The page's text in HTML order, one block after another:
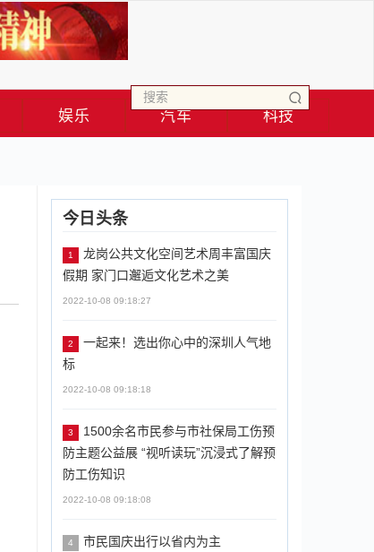
娱乐 汽车 科技
今日头条
1
龙岗公共文化空间艺术周丰富国庆
假期 家门口邂逅文化艺术之美
2022-10-08 09:18:27
2
一起来！选出你心中的深圳人气地
标
2022-10-08 09:18:18
3
1500余名市民参与市社保局工伤预
防主题公益展 “视听读玩”沉浸式了解预
防工伤知识
2022-10-08 09:18:08
4 市民国庆出行以省内为主